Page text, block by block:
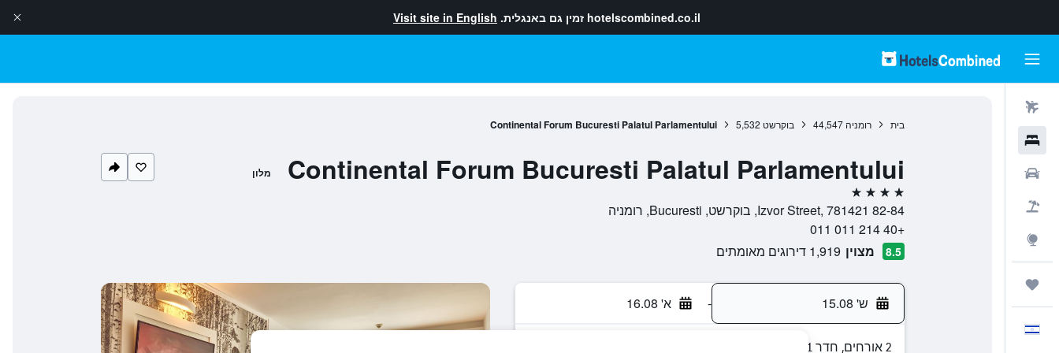
hotelscombined.co.il זמין גם באנגלית. Visit site in English
בית רומניה 44,547 בוקרשט 5,532
Continental Forum Bucuresti Palatul Parlamentului
Continental Forum Bucuresti Palatul Parlamentului מלון
4 כוכבים
82-84 Izvor Street, 781421, בוקרשט, Bucuresti, רומניה
+40 214 011 011
8.5 מצוין 1,919 דירוגים מאומתים
ש' 15.08 - א' 16.08
2 אורחים, חדר 1